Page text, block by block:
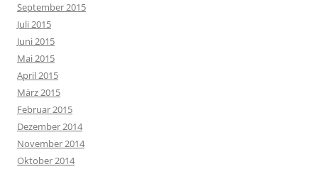
September 2015
Juli 2015
Juni 2015
Mai 2015
April 2015
März 2015
Februar 2015
Dezember 2014
November 2014
Oktober 2014